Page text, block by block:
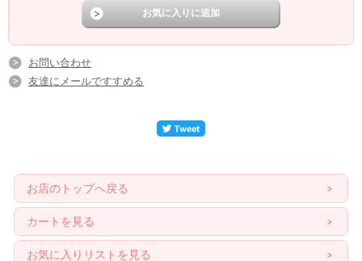
お問い合わせ
友達にメールですすめる
お店のトップへ戻る
カートを見る
お気に入りリストを見る